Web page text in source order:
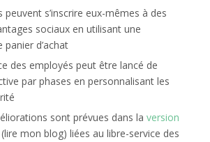
peuvent s’inscrire eux-mêmes à des
sociaux en utilisant une
panier d’achat
des employés peut être lancé de
par phases en personnalisant les
sont prévues dans la version
(lire mon blog) liées au libre-service des